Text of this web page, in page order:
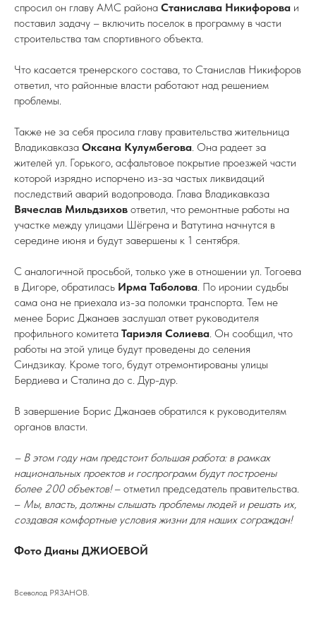
спросил он главу АМС района Станислава Никифорова и
поставил задачу – включить поселок в программу в части
строительства там спортивного объекта.
Что касается тренерского состава, то Станислав Никифоров
ответил, что районные власти работают над решением
проблемы.
Также не за себя просила главу правительства жительница
Владикавказа Оксана Кулумбегова. Она радеет за
жителей ул. Горького, асфальтовое покрытие проезжей части
которой изрядно испорчено из-за частых ликвидаций
последствий аварий водопровода. Глава Владикавказа
Вячеслав Мильдзихов ответил, что ремонтные работы на
участке между улицами Шёгрена и Ватутина начнутся в
середине июня и будут завершены к 1 сентября.
С аналогичной просьбой, только уже в отношении ул. Тогоева
в Дигоре, обратилась Ирма Таболова. По иронии судьбы
сама она не приехала из-за поломки транспорта. Тем не
менее Борис Джанаев заслушал ответ руководителя
профильного комитета Тариэля Солиева. Он сообщил, что
работы на этой улице будут проведены до селения
Синдзикау. Кроме того, будут отремонтированы улицы
Бердиева и Сталина до с. Дур-дур.
В завершение Борис Джанаев обратился к руководителям
органов власти.
– В этом году нам предстоит большая работа: в рамках
национальных проектов и госпрограмм будут построены
более 200 объектов!– отметил председатель правительства.
– Мы, власть, должны слышать проблемы людей и решать их,
создавая комфортные условия жизни для наших сограждан!
Фото Дианы ДЖИОЕВОЙ
Всеволод РЯЗАНОВ.